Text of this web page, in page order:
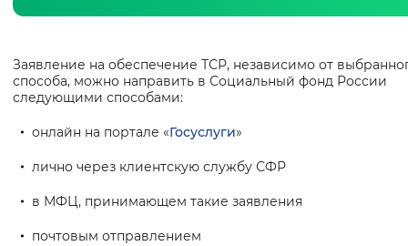
Интервал между буквами
Монохромный Инверсивный
Синий фон
Основная
информация
Заявление на обеспечение ТСР, независимо от
способа, можно направить в Социальный фонд России
следующими способами:
онлайн на портале «Госуслуги»
лично через клиентскую службу СФР
в МФЦ, принимающем такие заявления
почтовым отправлением